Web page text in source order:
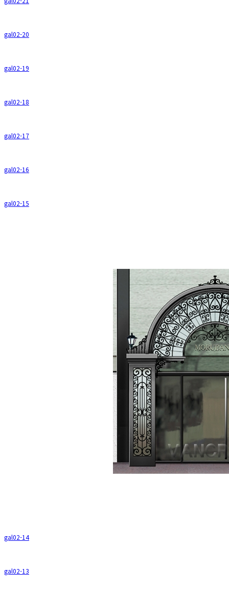
gal02-20
gal02-19
gal02-18
gal02-17
gal02-16
gal02-15
gal02-14
gal02-13